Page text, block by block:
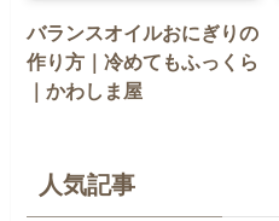
バランスオイルおにぎりの
作り方｜冷めてもふっくら
｜かわしま屋
人気記事